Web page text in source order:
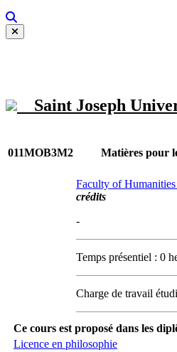
Saint Joseph
011MOB3M2 Matières pour
Faculty of
crédits
-
Temps présentiel : 0
Charge de travail
Ce cours est proposé dans les
Licence en philosophie